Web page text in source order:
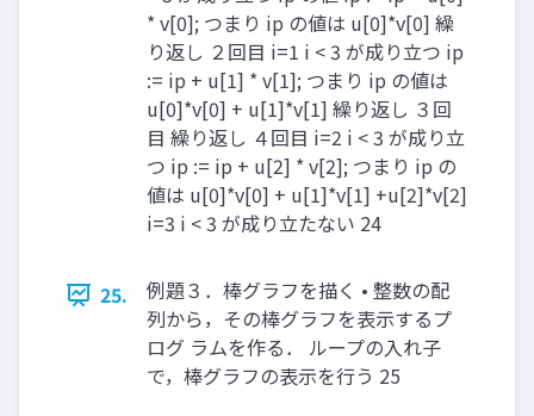
* v[0]; つまり ip の値は u[0]*v[0] 繰
り返し ２回目 i=1 i < 3 が成り立つ ip
:= ip + u[1] * v[1]; つまり ip の値は
u[0]*v[0] + u[1]*v[1] 繰り返し ３回
目 繰り返し ４回目 i=2 i < 3 が成り立
つ ip := ip + u[2] * v[2]; つまり ip の
値は u[0]*v[0] + u[1]*v[1] +u[2]*v[2]
i=3 i < 3 が成り立たない 24
25.
例題３．棒グラフを描く • 整数の配
列から，その棒グラフを表示するプ
ログ ラムを作る． ループの入れ子
で，棒グラフの表示を行う 25